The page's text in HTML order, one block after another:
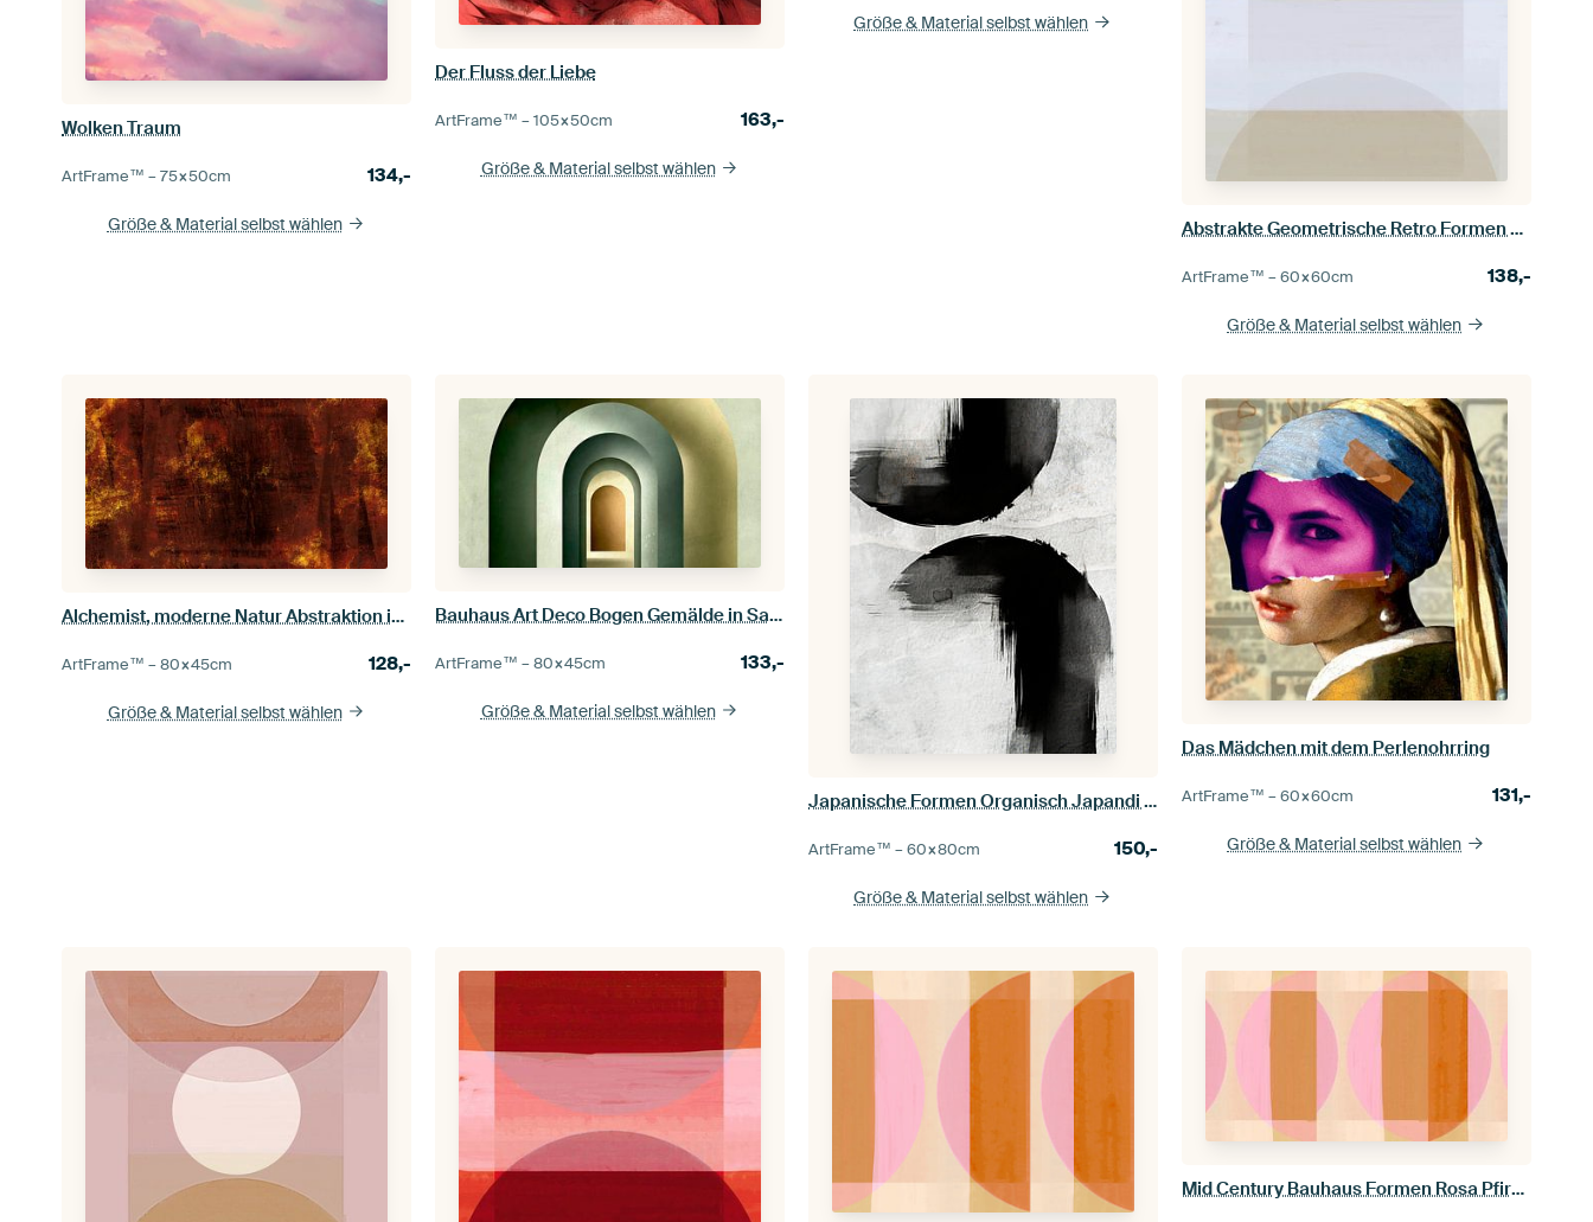
Wolken Traum
ArtFrame™ –75×50cm 134,-
Größe & Material selbst wählen
Der Fluss der Liebe
ArtFrame™ –105×50cm 163,-
Größe & Material selbst wählen
Größe & Material selbst wählen
Abstrakte Geometrische Retro Formen Grau
ArtFrame™ –60×60cm 138,-
Größe & Material selbst wählen
Alchemist, moderne Natur Abstraktion in Bronze Kupfer
ArtFrame™ –80×45cm 128,-
Größe & Material selbst wählen
Bauhaus Art Deco Bogen Gemälde in Salbei Grün
ArtFrame™ –80×45cm 133,-
Größe & Material selbst wählen
Japanische Formen Organisch Japandi Abstrakt Modern
ArtFrame™ –60×80cm 150,-
Größe & Material selbst wählen
Das Mädchen mit dem Perlenohrring
ArtFrame™ –60×60cm 131,-
Größe & Material selbst wählen
Mid Century Bauhaus Formen Rosa Pfirsich